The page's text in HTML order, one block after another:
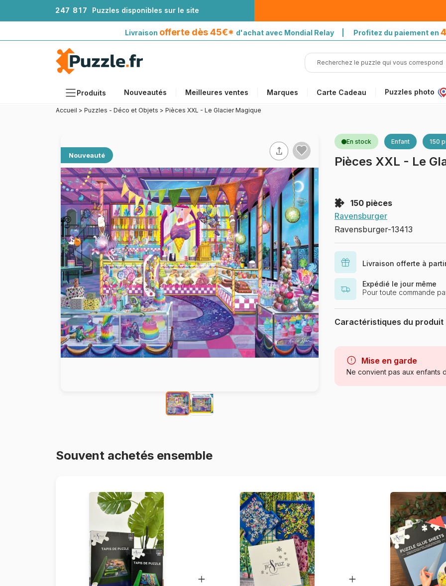
247 81 7 Puzzles disponibles sur le site
Livraison offerte dès 45€* d'achat avec Mondial Relay | Profitez du paiement en
Produits Nouveautés Meilleures ventes Marques Carte Cadeau Puzzles photo
Formats
Âges
Artistes
Accessoires
Puzzles en bois
Peinture au numéro
avec Mondial Relay
Accueil > Puzzles - Déco et Objets > Pièces XXL - Le Glacier Magique
Nouveauté
En stock Enfant 150
Pièces XXL - Le
150 pièces
Ravensburger
Ravensburger-13413
Livraison offerte à
Expédié le jour même
Pour toute commande
Caractéristiques du produit
Catégorie
Mise en garde
Ne convient pas aux enfants
Souvent achetés ensemble